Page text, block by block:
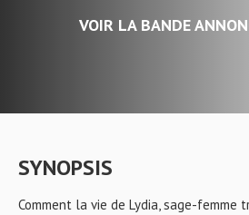
VOIR LA BANDE
SYNOPSIS
Comment la vie de Lydia, sage-femme